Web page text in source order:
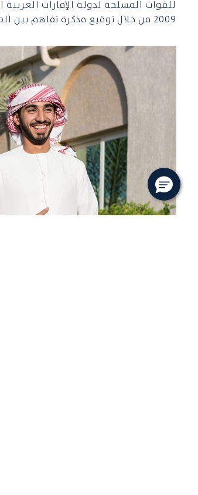
للقوات المسلحة لدولة الإمارات
2009 من خلال توقيع مذكرة تفاهم بين الطرفين.